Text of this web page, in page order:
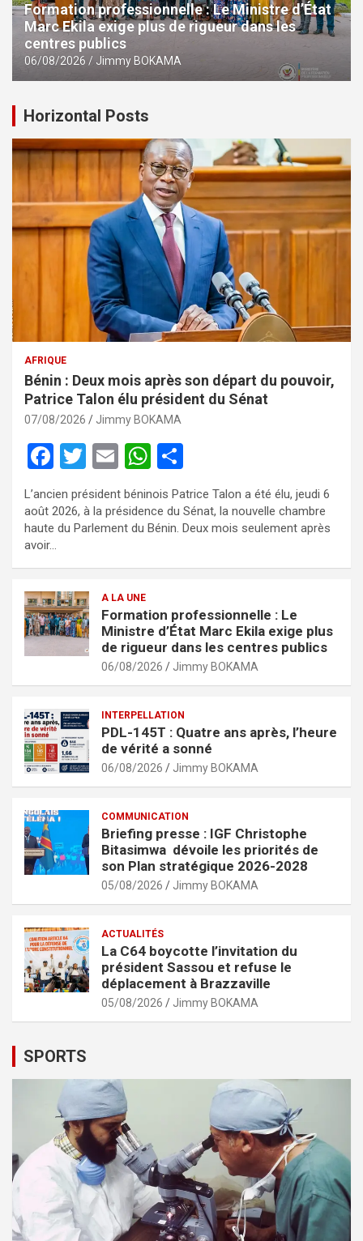
Formation professionnelle : Le Ministre d’État
Marc Ekila exige plus de rigueur dans les
centres publics
06/08/2026 Jimmy BOKAMA
Horizontal Posts
AFRIQUE
Bénin : Deux mois après son départ du pouvoir,
Patrice Talon élu président du Sénat
07/08/2026 Jimmy BOKAMA
F
a
ce
b
o
o
k
T
wi
tt
er
E
m
ail
W
h
at
s
A
p
ar
ta
g
er
L’ancien président béninois Patrice Talon a été élu, jeudi 6
août 2026, à la présidence du Sénat, la nouvelle chambre
haute du Parlement du Bénin. Deux mois seulement après
avoir…
A LA UNE
Formation professionnelle : Le
Ministre d’État Marc Ekila exige plus
de rigueur dans les centres publics
06/08/2026 Jimmy BOKAMA
INTERPELLATION
PDL-145T : Quatre ans après, l’heure
de vérité a sonné
06/08/2026 Jimmy BOKAMA
COMMUNICATION
Briefing presse : IGF Christophe
Bitasimwa dévoile les priorités de
son Plan stratégique 2026-2028
05/08/2026 Jimmy BOKAMA
ACTUALITÉS
La C64 boycotte l’invitation du
président Sassou et refuse le
déplacement à Brazzaville
05/08/2026 Jimmy BOKAMA
SPORTS